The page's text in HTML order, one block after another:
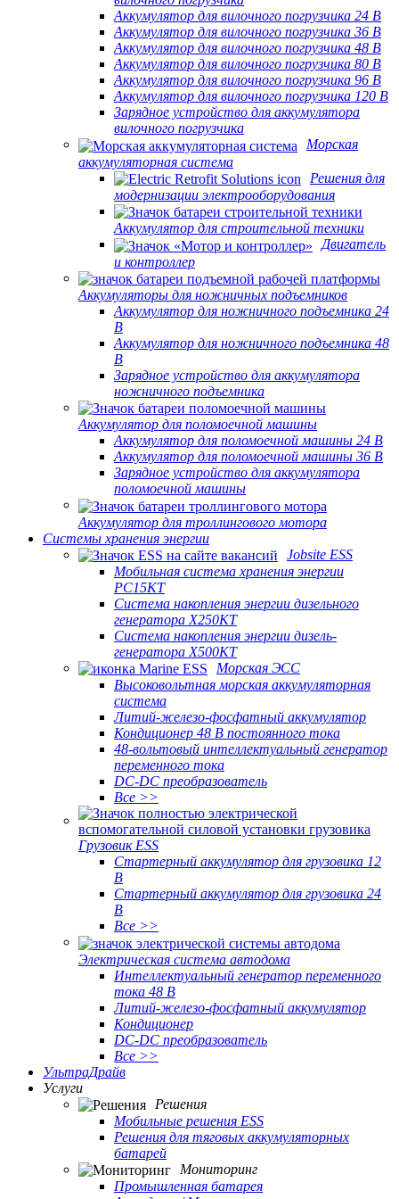
Аккумулятор для вилочного погрузчика 24 В
Аккумулятор для вилочного погрузчика 36 В
Аккумулятор для вилочного погрузчика 48 В
Аккумулятор для вилочного погрузчика 80 В
Аккумулятор для вилочного погрузчика 96 В
Аккумулятор для вилочного погрузчика 120 В
Зарядное устройство для аккумулятора
вилочного погрузчика
Морская
аккумуляторная система
Решения для
модернизации электрооборудования
Аккумулятор для строительной техники
Двигатель
и контроллер
Аккумуляторы для ножничных подъемников
Аккумулятор для ножничного подъемника 24
В
Аккумулятор для ножничного подъемника 48
В
Зарядное устройство для аккумулятора
ножничного подъемника
Аккумулятор для поломоечной машины
Аккумулятор для поломоечной машины 24 В
Аккумулятор для поломоечной машины 36 В
Зарядное устройство для аккумулятора
поломоечной машины
Аккумулятор для троллингового мотора
Системы хранения энергии
Jobsite ESS
Мобильная система хранения энергии
PC15KT
Система накопления энергии дизельного
генератора X250KT
Система накопления энергии дизель-
генератора X500KT
Морская ЭСС
Высоковольтная морская аккумуляторная
система
Литий-железо-фосфатный аккумулятор
Кондиционер 48 В постоянного тока
48-вольтовый интеллектуальный генератор
переменного тока
DC-DC преобразователь
Все >>
Грузовик ESS
Стартерный аккумулятор для грузовика 12
В
Стартерный аккумулятор для грузовика 24
В
Все >>
Электрическая система автодома
Интеллектуальный генератор переменного
тока 48 В
Литий-железо-фосфатный аккумулятор
Кондиционер
DC-DC преобразователь
Все >>
УльтраДрайв
Услуги
Решения
Мобильные решения ESS
Решения для тяговых аккумуляторных
батарей
Мониторинг
Промышленная батарея